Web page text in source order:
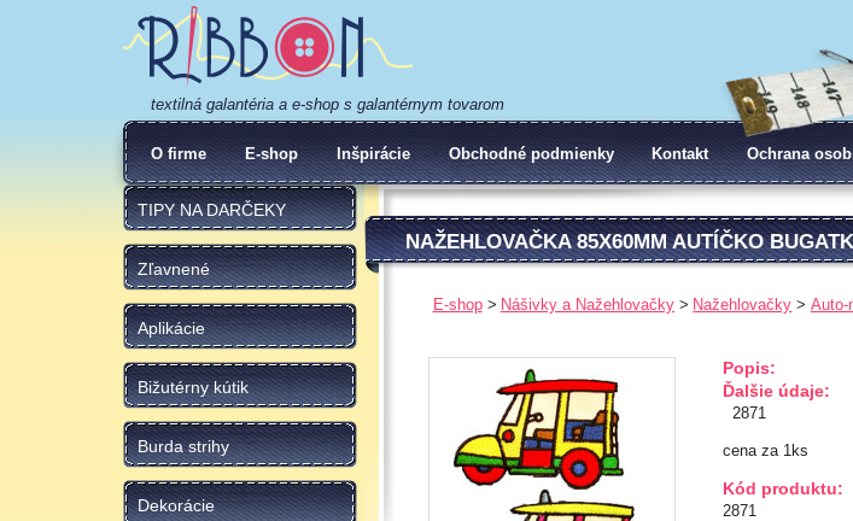
textilná galantéria a e-shop s galantérnym tovarom
O firme E-shop Inšpirácie Obchodné podmienky Kontakt Ochrana
TIPY NA DARČEKY
Zľavnené
Aplikácie
Bižutérny kútik
Burda strihy
Dekorácie
NAŽEHLOVAČKA 85X60MM AUTÍČKO
E-shop Nášivky a Nažehlovačky Nažehlovačky Auto-
Popis:
Ďalšie údaje:
2871
cena za 1ks
Kód produktu:
2871